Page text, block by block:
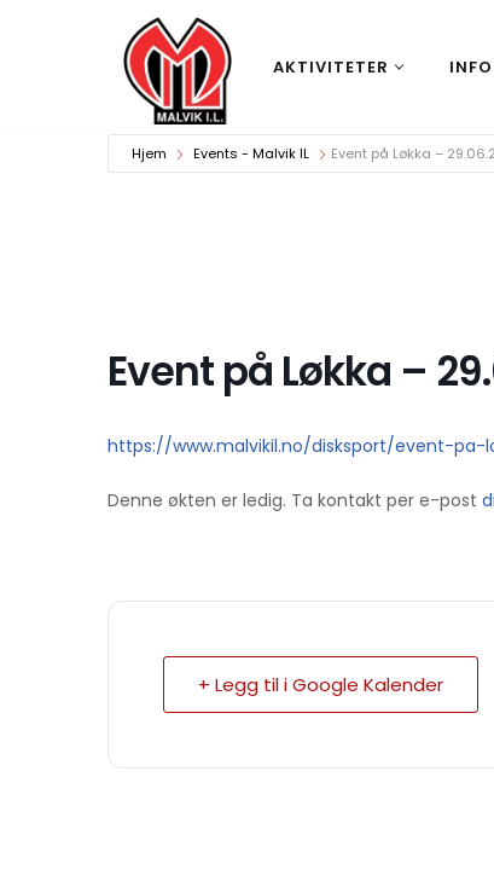
AKTIVITETER INFO
Hjem Events - Malvik IL Event på Løkka –
Event på Løkka –
https://www.malvikil.no/disksport/event-pa-
Denne økten er ledig. Ta kontakt per e-post
+ Legg til i Google Kalender